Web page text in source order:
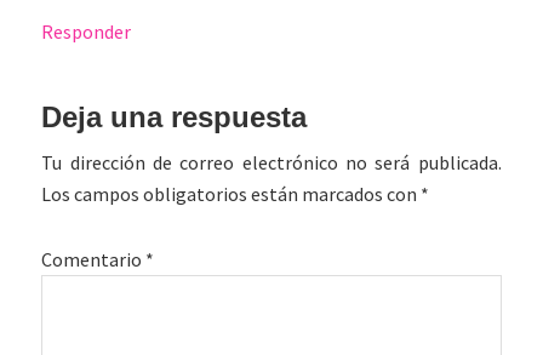
Responder
Deja una respuesta
Tu dirección de correo electrónico no será publicada.
Los campos obligatorios están marcados con *
Comentario *